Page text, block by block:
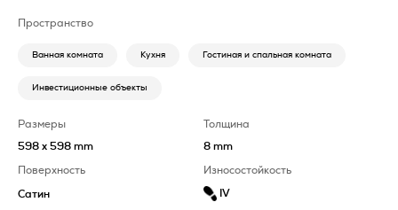
Пространство
Ванная комната Кухня Гостиная и спальная комната
Инвестиционные объекты
Размеры
598 x 598 mm
Толщина
8 mm
Поверхность
Сатин
Износостойкость
IV